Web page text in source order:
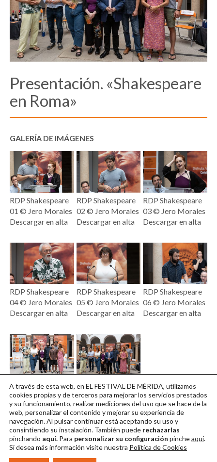
Presentación. «Shakespeare
en Roma»
GALERÍA DE IMÁGENES
RDP Shakespeare
01 © Jero Morales
Descargar en alta
RDP Shakespeare
02 © Jero Morales
Descargar en alta
RDP Shakespeare
03 © Jero Morales
Descargar en alta
RDP Shakespeare
04 © Jero Morales
Descargar en alta
RDP Shakespeare
05 © Jero Morales
Descargar en alta
RDP Shakespeare
06 © Jero Morales
Descargar en alta
RDP Shakespeare
07 © Jero Morales
Descargar en alta
RDP Shakespeare
08 © Jero Morales
Descargar en alta
A través de esta web, en EL FESTIVAL DE MÉRIDA, utilizamos
cookies propias y de terceros para mejorar los servicios prestados
y su funcionamiento, realizar mediciones del uso que se hace de la
web, personalizar el contenido y mejorar su experiencia de
navegación. Al pulsar continuarestá aceptando su uso y
consintiendo su instalación. También puede rechazarlas
pinchando aquí. Para personalizar su configuración pincheaquí.
Si desea más información visite nuestra Política de Cookies